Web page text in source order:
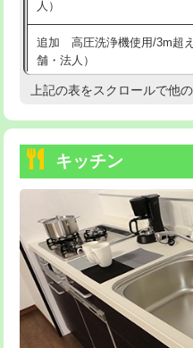
持込商品取付（混合水栓）
持込商品取付（浄水器・分岐
持込商品取付（温水洗浄便座
持込商品取付（普通便座⇔温
給水管工事※（ホール加工)
給水管工事※（バンド止め)
給水管工事※（支持金具設置)
給水管工事※（保温材使用（
め込み）)
給水管工事※（土の掘削・埋
人）
追加 高圧洗浄機使用/3m超
舗・法人）
高度高圧洗浄換
トーラー機使用/3mまで
追加トーラー機使用/3m超え
カメラ調査
桝清掃
止水・漏水調査・防水処理・
理・調整・分解・加工など（
上記の表をスクロールで他
キッチン